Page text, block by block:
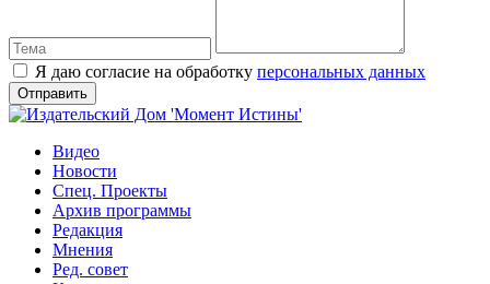
Я даю согласие на обработку персональных данных
Видео
Новости
Спец. Проекты
Архив программы
Редакция
Мнения
Ред. совет